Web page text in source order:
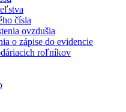
čísla
ovzdušia
o zápise do evidencie
roľníkov